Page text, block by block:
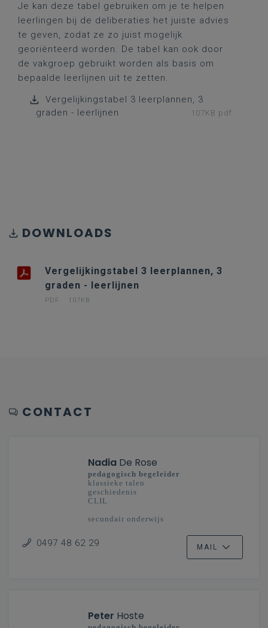
Je kan deze tabel gebruiken om je te helpen
leerlingen bij de deliberaties het juiste advies
te geven, zodat ze zo juist mogelijk
georiënteerd worden. De tabel kan ook door
de vakgroep gebruikt worden als basis om
bepaalde leerlijnen uit te zetten.
Vergelijkingstabel 3 leerplannen, 3
graden - leerlijnen
107KB pdf
DOWNLOADS
Vergelijkingstabel 3 leerplannen, 3
graden - leerlijnen
PDF 107KB
CONTACT
Nadia De Rose
pedagogisch begeleider
klassieke talen
geschiedenis
CLIL
secundair onderwijs
0497 48 62 29 MAIL
Peter Hoste